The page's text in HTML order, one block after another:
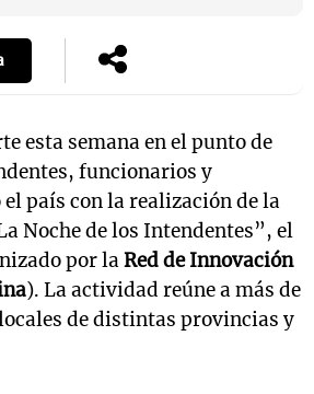
esta semana en el punto de
funcionarios y
país con la realización de la
Noche de los Intendentes”, el
por laRed de Innovación
). La actividad reúne a más de
de distintas provincias y